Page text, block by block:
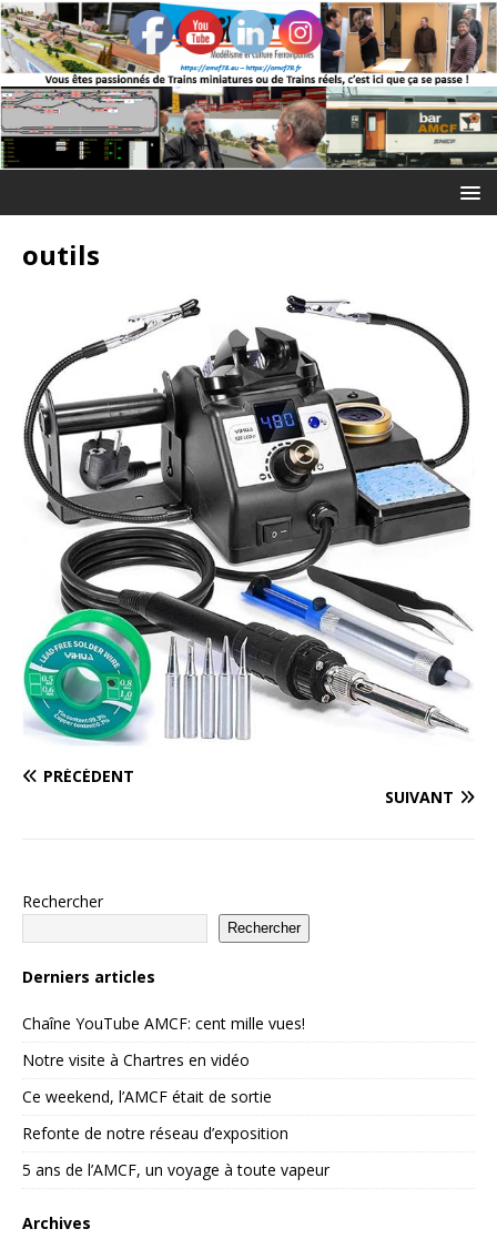
outils
PRÉCÉDENT
SUIVANT
Rechercher
Rechercher
Derniers articles
Chaîne YouTube AMCF: cent mille vues!
Notre visite à Chartres en vidéo
Ce weekend, l’AMCF était de sortie
Refonte de notre réseau d’exposition
5 ans de l’AMCF, un voyage à toute vapeur
Archives